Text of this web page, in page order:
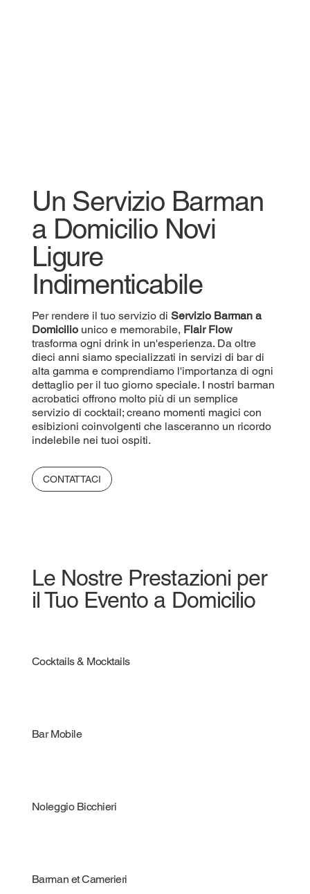
Un Servizio Barman
a Domicilio Novi
Ligure
Indimenticabile
Per rendere il tuo servizio di Servizio Barman a
Domicilio unico e memorabile, Flair Flow
trasforma ogni drink in un'esperienza. Da oltre
dieci anni siamo specializzati in servizi di bar di
alta gamma e comprendiamo l'importanza di ogni
dettaglio per il tuo giorno speciale. I nostri barman
acrobatici offrono molto più di un semplice
servizio di cocktail; creano momenti magici con
esibizioni coinvolgenti che lasceranno un ricordo
indelebile nei tuoi ospiti.
CONTATTACI
Le Nostre Prestazioni per
il Tuo Evento a Domicilio
Cocktails & Mocktails
Bar Mobile
Noleggio Bicchieri
Barman et Camerieri